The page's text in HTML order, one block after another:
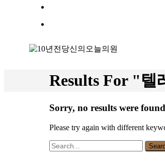
Results For "텔
Sorry, no results were
Please try again with different